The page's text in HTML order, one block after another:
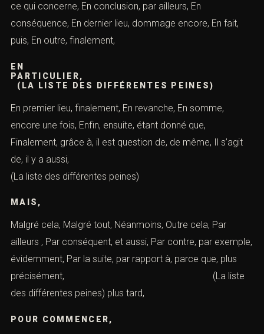
ce qui concerne, En conclusion, par ailleurs, En
conséquence, En dernier lieu, dommage encore, En fait,
puis, En outre, finalement,
EN
(LA LISTE DES DIFFÉRENTES PEINES)
En premier lieu, finalement, En revanche, En somme,
encore une fois, Enfin, ensuite, étant donné que,
Finalement, grâce à, il est question de, de même, Il s’agit
de, il y a aussi,
(La liste des différentes peines)
MAIS,
Malgré cela, Malgré tout, Néanmoins, Outre cela, Par
ailleurs , Par conséquent, et aussi, Par contre, par exemple,
évidemment, Par la suite, par rapport à, parce que, plus
précisément, (La liste
des différentes peines) plus tard,
POUR COMMENCER,